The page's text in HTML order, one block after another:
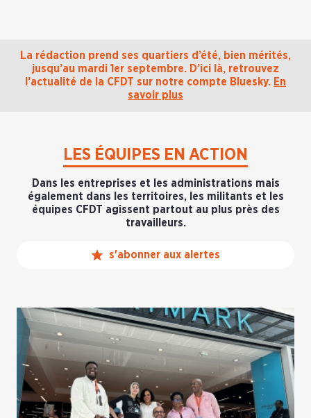
La rédaction prend ses quartiers d’été, bien mérités,
jusqu’au mardi 1er septembre. D’ici là, retrouvez
l’actualité de la CFDT sur notre compte Bluesky. En
savoir plus
LES ÉQUIPES EN ACTION
Dans les entreprises et les administrations mais
également dans les territoires, les militants et les
équipes CFDT agissent partout au plus près des
travailleurs.
s'abonner aux alertes